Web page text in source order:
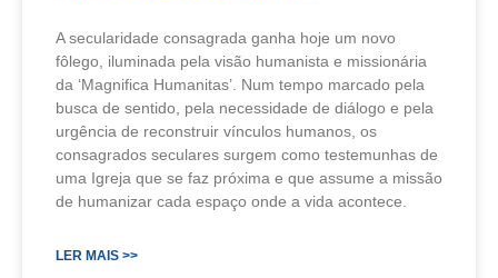
A secularidade consagrada ganha hoje um novo
fôlego, iluminada pela visão humanista e missionária
da ‘Magnifica Humanitas’. Num tempo marcado pela
busca de sentido, pela necessidade de diálogo e pela
urgência de reconstruir vínculos humanos, os
consagrados seculares surgem como testemunhas de
uma Igreja que se faz próxima e que assume a missão
de humanizar cada espaço onde a vida acontece.
LER MAIS >>